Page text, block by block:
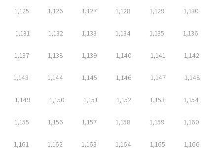
1,125 1,126 1,127 1,128 1,129 1,130
1,131 1,132 1,133 1,134 1,135 1,136
1,137 1,138 1,139 1,140 1,141 1,142
1,143 1,144 1,145 1,146 1,147 1,148
1,149 1,150 1,151 1,152 1,153 1,154
1,155 1,156 1,157 1,158 1,159 1,160
1,161 1,162 1,163 1,164 1,165 1,166